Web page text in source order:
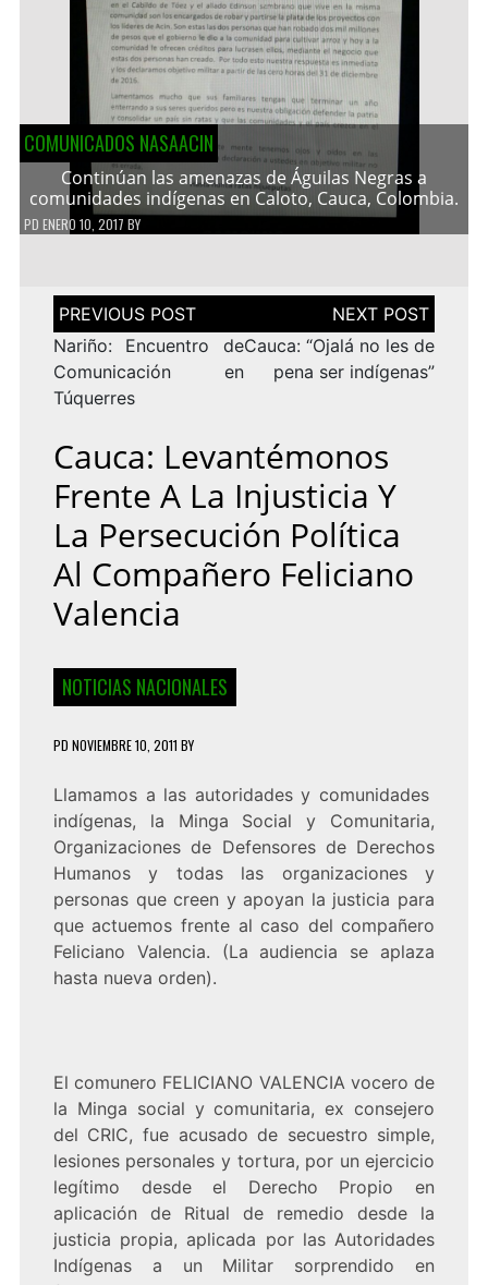
COMUNICADOS NASAACIN
Continúan las amenazas de Águilas Negras a
comunidades indígenas en Caloto, Cauca, Colombia.
PD ENERO 10, 2017 BY
Navegación
de
entradas
Nariño: Encuentro de
Comunicación en
Túquerres
Cauca: “Ojalá no les de
pena ser indígenas”
Cauca: Levantémonos
Frente A La Injusticia Y
La Persecución Política
Al Compañero Feliciano
Valencia
NOTICIAS NACIONALES
PD NOVIEMBRE 10, 2011 BY
Llamamos a las autoridades y comunidades
indígenas, la Minga Social y Comunitaria,
Organizaciones de Defensores de Derechos
Humanos y todas las organizaciones y
personas que creen y apoyan la justicia para
que actuemos frente al caso del compañero
Feliciano Valencia. (La audiencia se aplaza
hasta nueva orden).
El comunero FELICIANO VALENCIA vocero de
la Minga social y comunitaria, ex consejero
del CRIC, fue acusado de secuestro simple,
lesiones personales y tortura, por un ejercicio
legítimo desde el Derecho Propio en
aplicación de Ritual de remedio desde la
justicia propia, aplicada por las Autoridades
Indígenas a un Militar sorprendido en